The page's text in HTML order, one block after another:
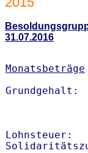
31.07.2016
Monatsbeträge